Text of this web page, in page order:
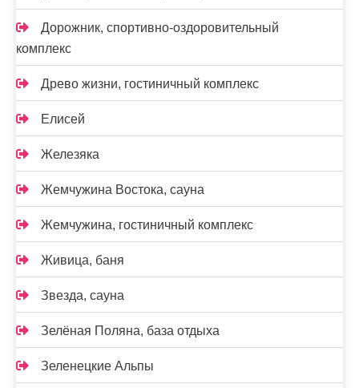
Дорожник, спортивно-оздоровительный
комплекс
Древо жизни, гостиничный комплекс
Елисей
Железяка
Жемчужина Востока, сауна
Жемчужина, гостиничный комплекс
Живица, баня
Звезда, сауна
Зелёная Поляна, база отдыха
Зеленецкие Альпы